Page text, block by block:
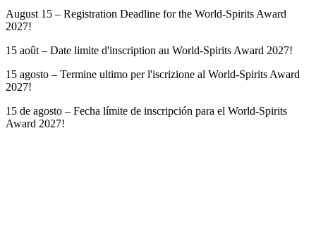
August 15 – Registration Deadline for the World-Spirits Award
2027!
15 août – Date limite d'inscription au World-Spirits Award 2027!
15 agosto – Termine ultimo per l'iscrizione al World-Spirits Award
2027!
15 de agosto – Fecha límite de inscripción para el World-Spirits
Award 2027!